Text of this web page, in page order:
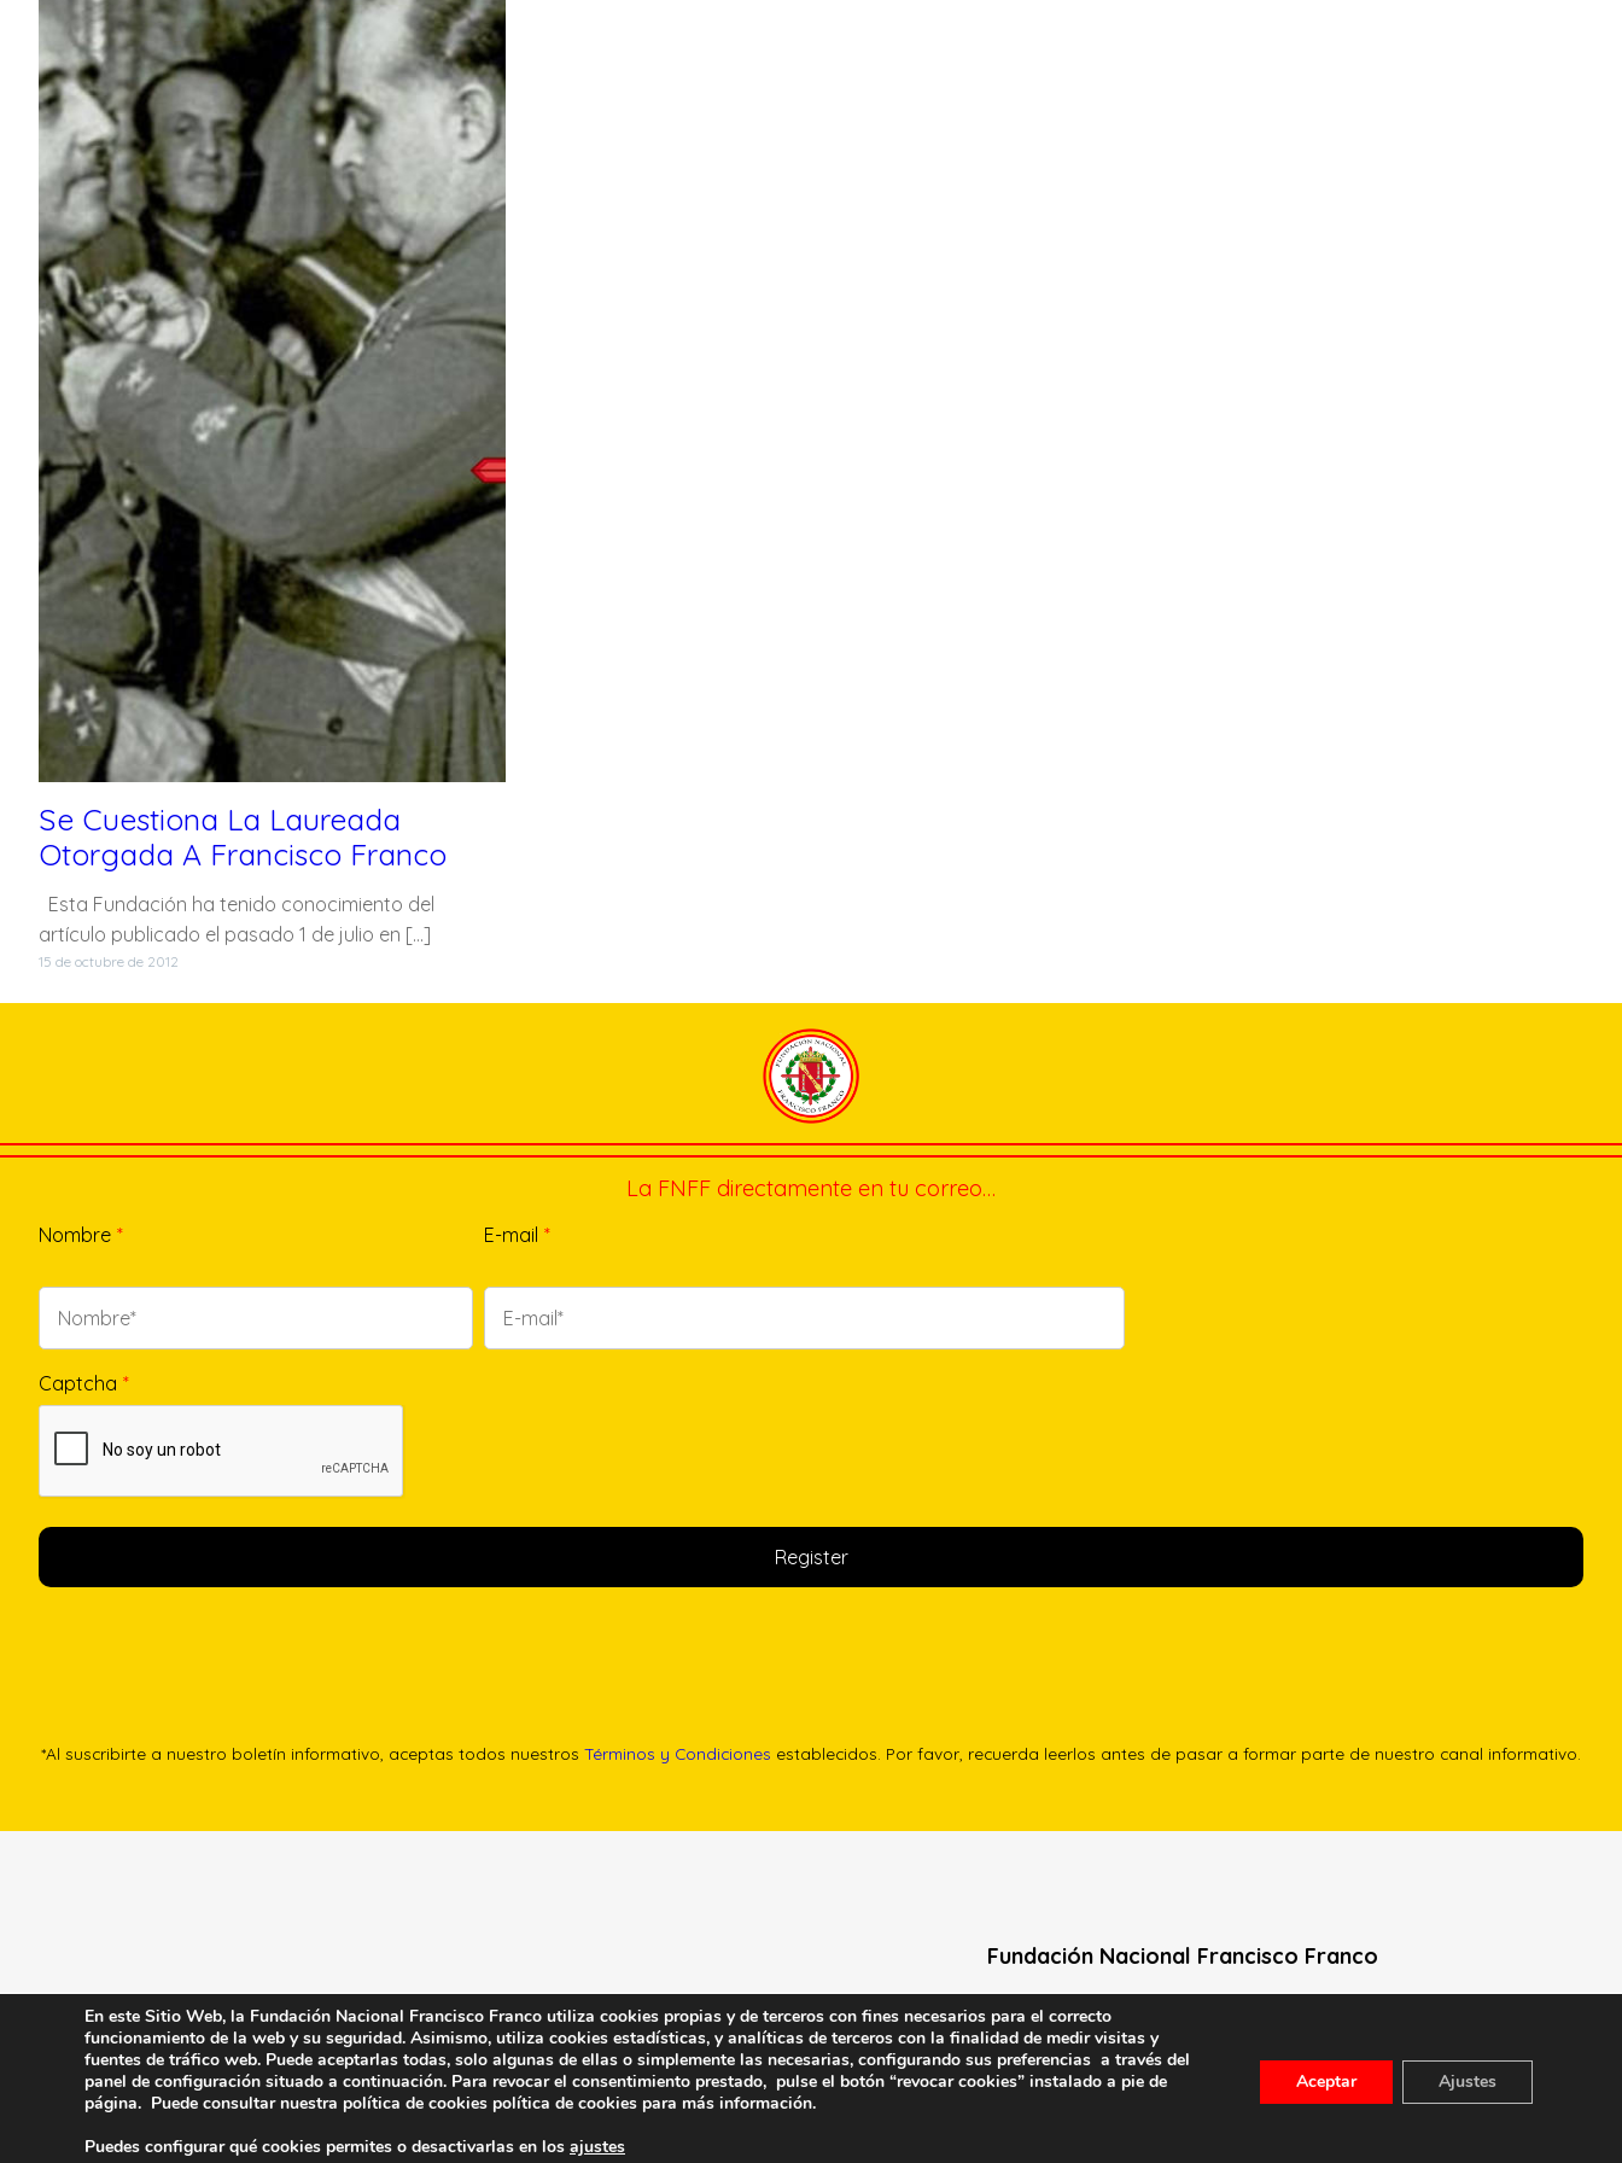
Se Cuestiona La Laureada
Otorgada A Francisco Franco
Esta Fundación ha tenido conocimiento del
artículo publicado el pasado 1 de julio en […]
15 de octubre de 2012
La FNFF directamente en tu correo…
Nombre * E-mail *
Captcha *
*Al suscribirte a nuestro boletín informativo, aceptas todos nuestros Términos y Condiciones establecidos. Por favor, recuerda leerlos antes de pasar a formar parte de nuestro canal informativo.
Fundación Nacional Francisco Franco
Calle Edgar Neville, 1 -1º Izq
(antes calle General Moscardó)
28020 (Madrid) – Tel. 91 541 21 22
En este Sitio Web, la Fundación Nacional Francisco Franco utiliza cookies propias y de terceros con fines necesarios para el correcto
funcionamiento de la web y su seguridad. Asimismo, utiliza cookies estadísticas, y analíticas de terceros con la finalidad de medir visitas y
fuentes de tráfico web. Puede aceptarlas todas, solo algunas de ellas o simplemente las necesarias, configurando sus preferencias a través del
panel de configuración situado a continuación. Para revocar el consentimiento prestado, pulse el botón “revocar cookies” instalado a pie de
página. Puede consultar nuestra política de cookies política de cookies para más información.
Puedes configurar qué cookies permites o desactivarlas en los ajustes
Aceptar Ajustes